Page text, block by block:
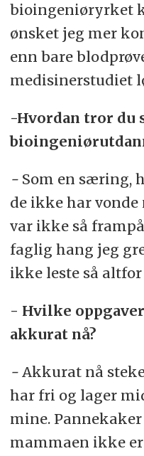
bioingeniøryrket
ønsket jeg mer
enn bare
medisinerstudiet
-Hvordan tror du
- Som en særing,
de ikke har vonde
var ikke så
faglig hang jeg
ikke leste så altfor
- Hvilke
akkurat nå?
- Akkurat nå
har fri og lager
mine.
mammaen ikke